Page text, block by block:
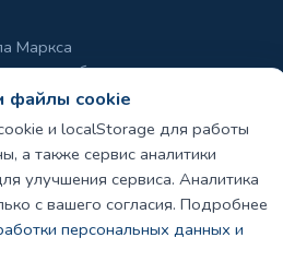
файлы cookie
и localStorage для работы
а также сервис аналитики
улучшения сервиса. Аналитика
с вашего согласия. Подробнее
персональных данных и
Маркса
область
Все права защищены.
и использования cookie